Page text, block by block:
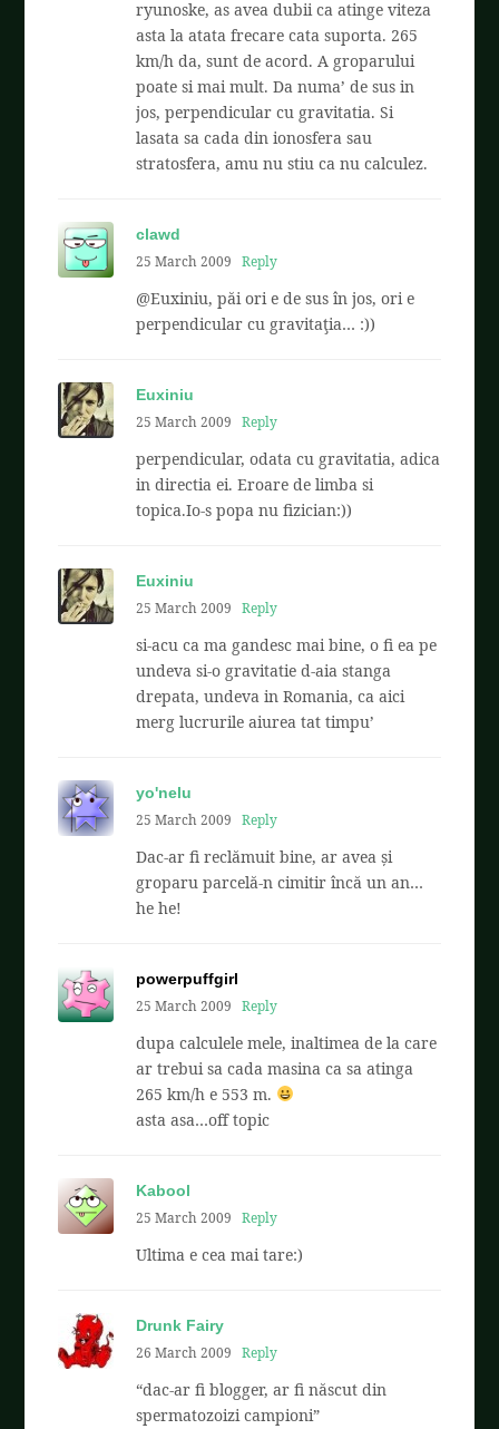
ryunoske, as avea dubii ca atinge viteza
asta la atata frecare cata suporta. 265
km/h da, sunt de acord. A groparului
poate si mai mult. Da numa’ de sus in
jos, perpendicular cu gravitatia. Si
lasata sa cada din ionosfera sau
stratosfera, amu nu stiu ca nu calculez.
clawd
25 March 2009
Reply
@Euxiniu, păi ori e de sus în jos, ori e
perpendicular cu gravitaţia… :))
Euxiniu
25 March 2009
Reply
perpendicular, odata cu gravitatia, adica
in directia ei. Eroare de limba si
topica.Io-s popa nu fizician:))
Euxiniu
25 March 2009
Reply
si-acu ca ma gandesc mai bine, o fi ea pe
undeva si-o gravitatie d-aia stanga
drepata, undeva in Romania, ca aici
merg lucrurile aiurea tat timpu’
yo'nelu
25 March 2009
Reply
Dac-ar fi reclămuit bine, ar avea și
groparu parcelă-n cimitir încă un an…
he he!
powerpuffgirl
25 March 2009
Reply
dupa calculele mele, inaltimea de la care
ar trebui sa cada masina ca sa atinga
265 km/h e 553 m.
asta asa…off topic
Kabool
25 March 2009
Reply
Ultima e cea mai tare:)
Drunk Fairy
26 March 2009
Reply
“dac-ar fi blogger, ar fi născut din
spermatozoizi campioni”